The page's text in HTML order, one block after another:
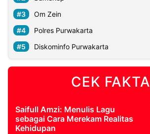
Om Zein
Polres Purwakarta
Diskominfo Purwakarta
CEK FAKTA
Saifull Amzi: Menulis Lagu
sebagai Cara Merekam Realitas
Kehidupan